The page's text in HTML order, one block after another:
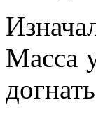
Масса